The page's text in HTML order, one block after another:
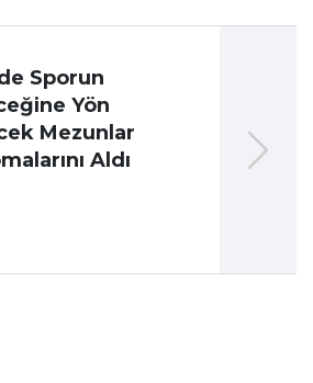
Sporun
Yön
Mezunlar
Aldı